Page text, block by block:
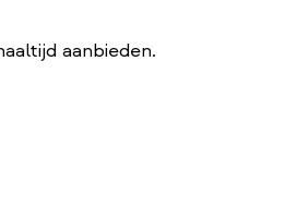
aanbieden.